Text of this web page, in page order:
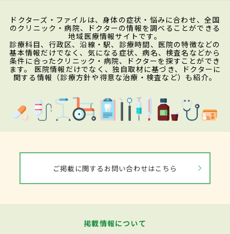
ドクターズ・ファイルは、身体の症状・悩みに合わせ、全国
のクリニック・病院、ドクターの情報を調べることができる
地域医療情報サイトです。
診療科目、行政区、沿線・駅、診療時間、医院の特徴などの
基本情報だけでなく、気になる症状、病名、検査名などから
条件に合ったクリニック・病院、ドクターを探すことができ
ます。 医院情報だけでなく、独自取材に基づき、ドクターに
関する情報（診療方針や得意な治療・検査など）も紹介。
ご掲載に関するお問い合わせはこちら
掲載情報について